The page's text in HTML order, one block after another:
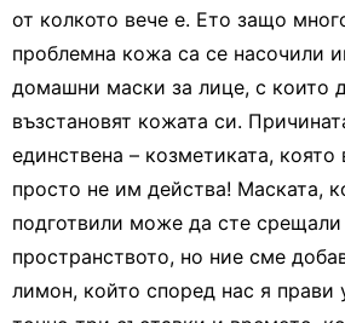
от колкото вече е. Ето защо
проблемна кожа са се насочили
домашни маски за лице, с които
възстановят кожата си.
единствена – козметиката, която
просто не им действа! Маската,
подготвили може да сте срещали
пространството, но ние сме
лимон, който според нас я прави